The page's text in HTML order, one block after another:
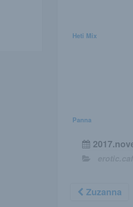
Heti Mix
Panna
Zuzanna